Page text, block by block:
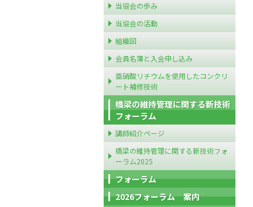
当協会の歩み
当協会の活動
組織図
会員名簿と入会申し込み
亜硝酸リチウムを使用したコンクリ
ート補修技術
橋梁の維持管理に関する新技術
フォーラム
講師紹介ページ
橋梁の維持管理に関する新技術フォ
ーラム2025
フォーラム
2026フォーラム 案内